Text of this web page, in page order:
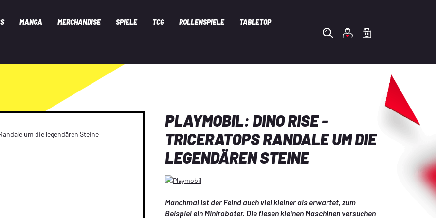
MANGA MERCHANDISE SPIELE TCG ROLLENSPIELE TABLETOP
PLAYMOBIL: DINO RISE -
TRICERATOPS RANDALE UM DIE
LEGENDÄREN STEINE
Manchmal ist der Feind auch viel kleiner als erwartet, zum
Beispiel ein Miniroboter. Die fiesen kleinen Maschinen versuchen